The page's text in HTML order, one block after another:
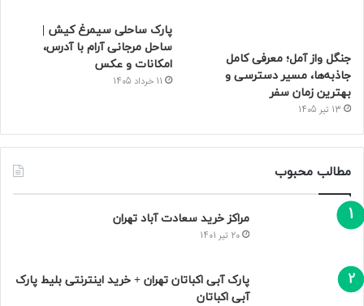
جنگل واز آمل؛ معرفی کامل
جاذبه‌ها، مسیر دسترسی و
بهترین زمان سفر
13 تیر 1405
پارک ساحلی سیمرغ کیش |
ساحل مرجانی آرام با آدرس،
امکانات و عکس
11 خرداد 1405
مطالب محبوب
مراکز خرید سعادت‌ آباد تهران
20 تیر 1401
پارک آبی اکباتان تهران + خرید اینترنتی بلیط پارک
آبی اکباتان